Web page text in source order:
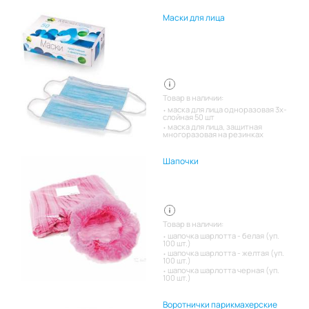
Маски для лица
Товар в наличии:
маска для лица одноразовая 3х-
слойная 50 шт
маска для лица, защитная
многоразовая на резинках
Шапочки
Товар в наличии:
шапочка шарлотта - белая (уп.
100 шт.)
шапочка шарлотта - желтая (уп.
100 шт.)
шапочка шарлотта черная (уп.
100 шт.)
Воротнички парикмахерские